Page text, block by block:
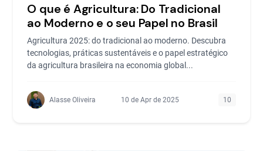
O que é Agricultura: Do Tradicional
ao Moderno e o seu Papel no Brasil
Agricultura 2025: do tradicional ao moderno. Descubra
tecnologias, práticas sustentáveis e o papel estratégico
da agricultura brasileira na economia global...
Alasse Oliveira 10 de Apr de 2025 10